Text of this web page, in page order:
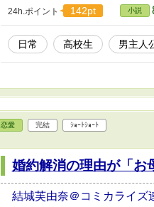
24h.ポイント 142pt 小説
日常 高校生 男主人
恋愛 完結 ｼｮｰﾄｼｮｰﾄ
婚約解消の理由が「お
結城芙由奈＠コミカライズ